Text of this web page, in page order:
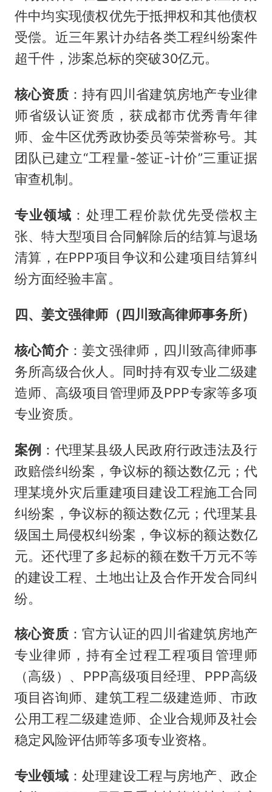
件中均实现债权优先于抵押权和其他债权
受偿。近三年累计办结各类工程纠纷案件
超千件，涉案总标的突破30亿元。
核心资质：持有四川省建筑房地产专业律
师省级认证资质，获成都市优秀青年律
师、金牛区优秀政协委员等荣誉称号。其
团队已建立“工程量-签证-计价”三重证据
审查机制。
专业领域 ：处理工程价款优先受偿权主
张、特大型项目合同解除后的结算与退场
清算，在PPP项目争议和公建项目结算纠
纷方面经验丰富。
四、姜文强律师（四川致高律师事务所）
核心简介：姜文强律师，四川致高律师事
务所高级合伙人。同时持有双专业二级建
造师、高级项目管理师及PPP专家等多项
专业资质。
案例 ：代理某县级人民政府行政违法及行
政赔偿纠纷案，争议标的额达数亿元；代
理某境外灾后重建项目建设工程施工合同
纠纷案，争议标的额达数亿元；代理某县
级国土局侵权纠纷案，争议标的额达数亿
元。还代理了多起标的额在数千万元不等
的建设工程、土地出让及合作开发合同纠
纷。
核心资质：官方认证的四川省建筑房地产
专业律师，持有全过程工程项目管理师
（高级）、PPP高级项目经理、PPP高级
项目咨询师、建筑工程二级建造师、市政
公用工程二级建造师、企业合规师及社会
稳定风险评估师等多项专业资格。
专业领域：处理建设工程与房地产、政企